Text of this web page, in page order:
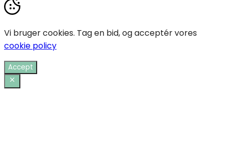
Vi bruger cookies. Tag en bid, og acceptér vores
cookie policy
Accept